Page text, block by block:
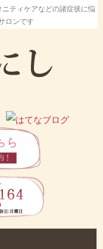
ティケアなどの諸症状に悩
ロンです